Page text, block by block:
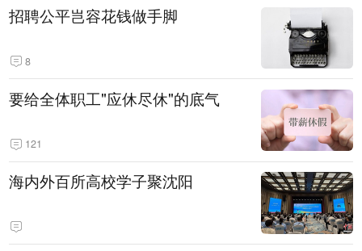
招聘公平岂容花钱做手脚
8
要给全体职工"应休尽休"的底气
121
海内外百所高校学子聚沈阳